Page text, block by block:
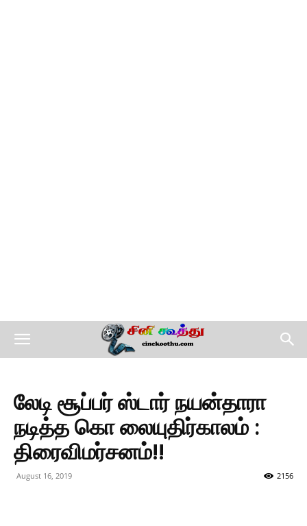
லேடி சூப்பர் ஸ்டார் நயன்தாரா
நடித்த கொ லையுதிர்காலம் :
திரைவிமர்சனம்!!
August 16, 2019 2156